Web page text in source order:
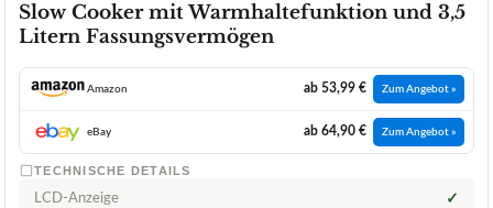
Slow Cooker mit Warmhaltefunktion und 3,5
Litern Fassungsvermögen
Amazon ab 53,99 € Zum Angebot »
eBay ab 64,90 € Zum Angebot »
TECHNISCHE DETAILS
LCD-Anzeige ✓